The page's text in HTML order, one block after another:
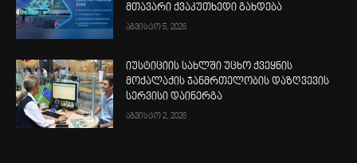
მთავარი ქვაკუთხედი გახდება
აგვისტო 5, 2026
იუსტიციის სახლში უცხო ქვეყნის
მოქალაქის ჯანმრთელობის დაზღვევის
სერვისი დაინერგა
აგვისტო 2, 2026